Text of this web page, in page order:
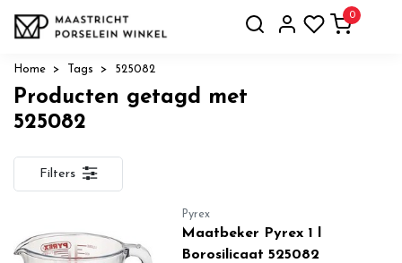
0
Home Tags 525082
Producten getagd met
525082
Filters
Pyrex
Maatbeker Pyrex 1 l
Borosilicaat 525082